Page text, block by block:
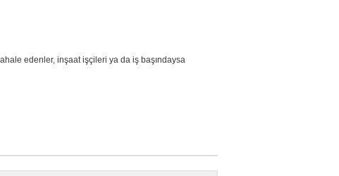
edenler, inşaat işçileri ya da iş başındaysa